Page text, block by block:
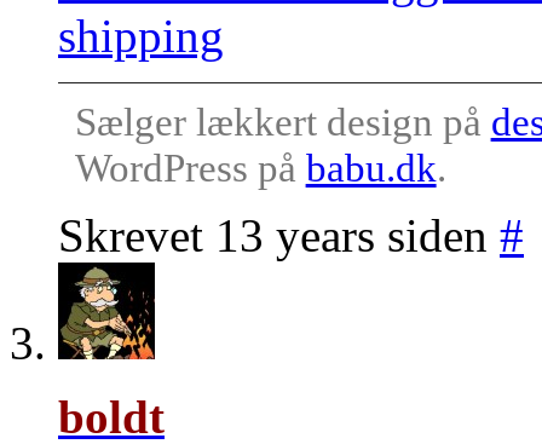
shipping
Sælger lækkert design på
WordPress på babu.dk.
Skrevet 13 years siden #
boldt